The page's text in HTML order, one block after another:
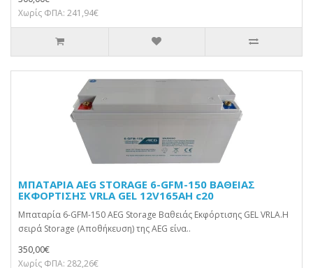
Χωρίς ΦΠΑ: 241,94€
ΜΠΑΤΑΡΙΑ AEG STORAGE 6-GFM-150 ΒΑΘΕΙΑΣ
ΕΚΦΟΡΤΙΣΗΣ VRLA GEL 12V165AH c20
Μπαταρία 6-GFM-150 AEG Storage Βαθειάς Εκφόρτισης GEL VRLA.Η
σειρά Storage (Αποθήκευση) της AEG είνα..
350,00€
Χωρίς ΦΠΑ: 282,26€